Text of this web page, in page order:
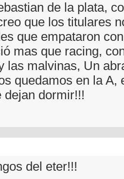
de la plata,
que los titulares
que empataron
mas que racing,
las malvinas, Un
quedamos en la A,
dejan dormir!!!
del eter!!!